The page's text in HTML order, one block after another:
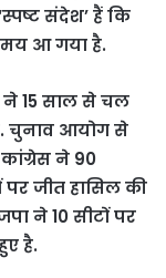
संदेश’ हैं कि
आ गया है.
ने 15 साल से चल
चुनाव आयोग से
ने 90
पर जीत हासिल की
ने 10 सीटों पर
है.